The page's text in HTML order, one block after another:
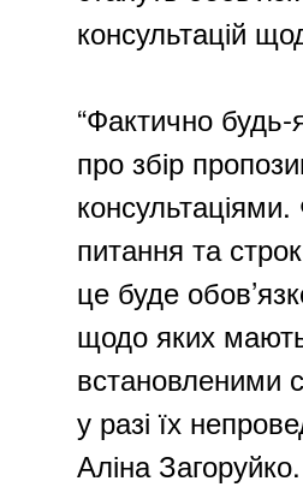
консультацій
“Фактично
про збір
питання та
це буде
щодо яких мають
встановленими
у разі їх
Аліна